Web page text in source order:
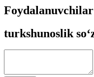
turkshunoslik